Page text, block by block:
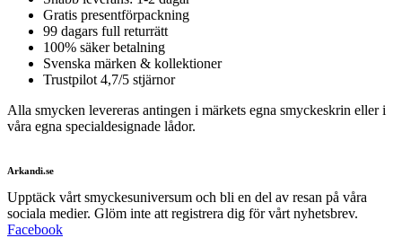
Gratis presentförpackning
99 dagars full returrätt
100% säker betalning
Svenska märken & kollektioner
Trustpilot 4,7/5 stjärnor
Alla smycken levereras antingen i märkets egna smyckeskrin eller i
våra egna specialdesignade lådor.
Arkandi.se
Upptäck vårt smyckesuniversum och bli en del av resan på våra
sociala medier. Glöm inte att registrera dig för vårt nyhetsbrev.
Facebook